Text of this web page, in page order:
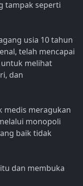
tampak seperti
usia 10 tahun
telah mencapai
melihat
dan
medis meragukan
monopoli
baik tidak
dan membuka